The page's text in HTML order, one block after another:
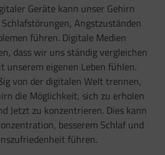
Geräte kann unser Gehirn
Angstzuständen
führen. Digitale Medien
dass wir uns ständig vergleichen
unserem eigenen Leben fühlen.
von der digitalen Welt trennen,
die Möglichkeit, sich zu erholen
Jetzt zu konzentrieren. Dies kann
besserem Schlaf und
führen.